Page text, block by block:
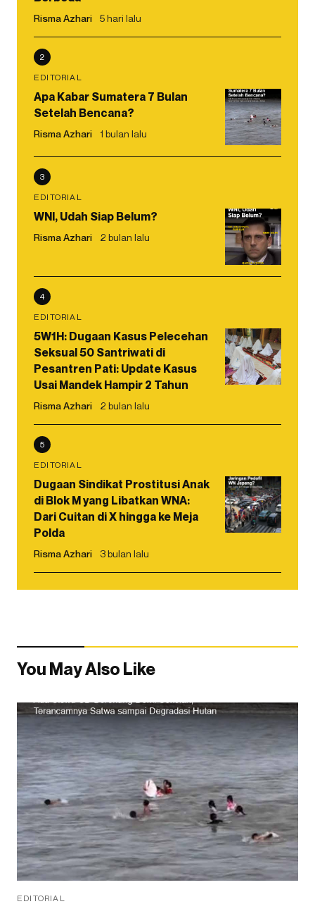
Risma Azhari 5 hari lalu
2
EDITORIAL
Apa Kabar Sumatera 7 Bulan
Setelah Bencana?
Risma Azhari 1 bulan lalu
3
EDITORIAL
WNI, Udah Siap Belum?
Risma Azhari 2 bulan lalu
4
EDITORIAL
5W1H: Dugaan Kasus Pelecehan
Seksual 50 Santriwati di
Pesantren Pati: Update Kasus
Usai Mandek Hampir 2 Tahun
Risma Azhari 2 bulan lalu
5
EDITORIAL
Dugaan Sindikat Prostitusi Anak
di Blok M yang Libatkan WNA:
Dari Cuitan di X hingga ke Meja
Polda
Risma Azhari 3 bulan lalu
You May Also Like
EDITORIAL